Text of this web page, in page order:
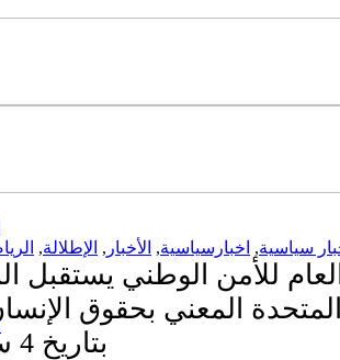
سياسية, اخبارسياسية, الأخبار , الإطلالة,
للأمن الوطني يستقبل
المعني بحقوق
بتاريخ 4 سبتمبر, 2025